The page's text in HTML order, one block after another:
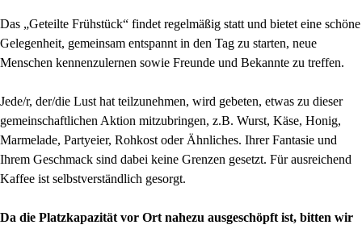
Das „Geteilte Frühstück“ findet regelmäßig statt und bietet eine schöne
Gelegenheit, gemeinsam entspannt in den Tag zu starten, neue
Menschen kennenzulernen sowie Freunde und Bekannte zu treffen.
Jede/r, der/die Lust hat teilzunehmen, wird gebeten, etwas zu dieser
gemeinschaftlichen Aktion mitzubringen, z.B. Wurst, Käse, Honig,
Marmelade, Partyeier, Rohkost oder Ähnliches. Ihrer Fantasie und
Ihrem Geschmack sind dabei keine Grenzen gesetzt. Für ausreichend
Kaffee ist selbstverständlich gesorgt.
Da die Platzkapazität vor Ort nahezu ausgeschöpft ist, bitten wir